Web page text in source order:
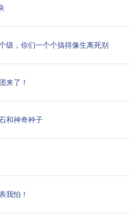
级，你们一个个搞得像生离死别
来了！
和神奇种子
我怕！